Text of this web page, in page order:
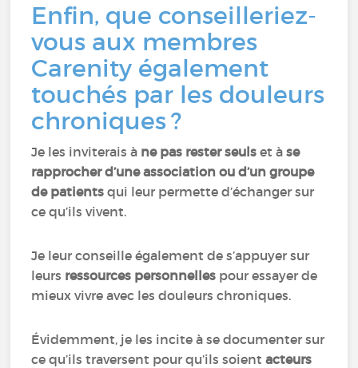
Enfin, que conseilleriez-
vous aux membres
Carenity également
touchés par les douleurs
chroniques ?
Je les inviterais à ne pas rester seuls et àse
rapprocher d’une association ou d’un groupe
de patients qui leur permette d’échanger sur
ce qu’ils vivent.
Je leur conseille également de s’appuyer sur
leurs ressources personnelles pour essayer de
mieux vivre avec les douleurs chroniques.
Évidemment, je les incite à se documenter sur
ce qu’ils traversent pour qu’ils soientacteurs